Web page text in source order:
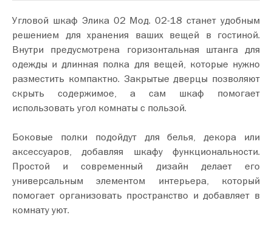
Угловой шкаф Элика 02 Мод. 02-18 станет удобным
решением для хранения ваших вещей в гостиной.
Внутри предусмотрена горизонтальная штанга для
одежды и длинная полка для вещей, которые нужно
разместить компактно. Закрытые дверцы позволяют
скрыть содержимое, а сам шкаф помогает
использовать угол комнаты с пользой.
Боковые полки подойдут для белья, декора или
аксессуаров, добавляя шкафу функциональности.
Простой и современный дизайн делает его
универсальным элементом интерьера, который
помогает организовать пространство и добавляет в
комнату уют.